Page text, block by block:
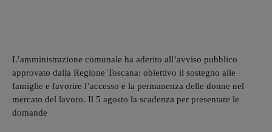
L’amministrazione comunale ha aderito all’avviso pubblico
approvato dalla Regione Toscana: obiettivo il sostegno alle
famiglie e favorire l’accesso e la permanenza delle donne nel
mercato del lavoro. Il 5 agosto la scadenza per presentare le
domande